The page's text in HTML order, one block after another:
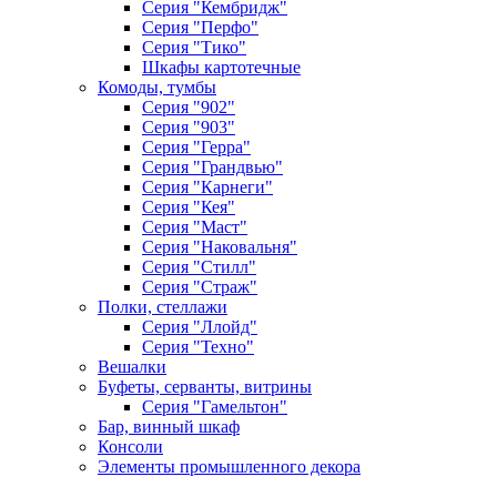
Серия "Кембридж"
Серия "Перфо"
Серия "Тико"
Шкафы картотечные
Комоды, тумбы
Серия "902"
Серия "903"
Серия "Герра"
Серия "Грандвью"
Серия "Карнеги"
Серия "Кея"
Серия "Маст"
Серия "Наковальня"
Серия "Стилл"
Серия "Страж"
Полки, стеллажи
Серия "Ллойд"
Серия "Техно"
Вешалки
Буфеты, серванты, витрины
Серия "Гамельтон"
Бар, винный шкаф
Консоли
Элементы промышленного декора